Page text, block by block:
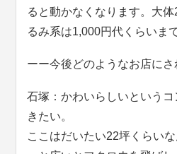
ると動かなくなります。大
るみ系は1,000円代くらいま
ーー今後どのようなお店にさ
石塚：かわいらしいという
きたい。
ここはだいたい22坪くらい